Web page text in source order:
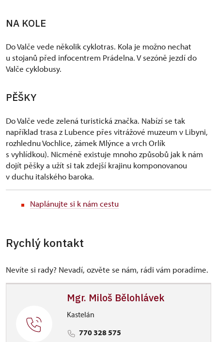
NA KOLE
Do Valče vede několik cyklotras. Kola je možno nechat
u stojanů před infocentrem Prádelna. V sezóně jezdí do
Valče cyklobusy.
PĚŠKY
Do Valče vede zelená turistická značka. Nabízí se tak
například trasa z Lubence přes vitrážové muzeum v Libyni,
rozhlednu Vochlice, zámek Mlýnce a vrch Orlík
s vyhlídkou). Nicméně existuje mnoho způsobů jak k nám
dojít pěšky a užít si tak zdejší krajinu komponovanou
v duchu italského baroka.
Naplánujte si k nám cestu
Rychlý kontakt
Nevíte si rady? Nevadí, ozvěte se nám, rádi vám poradíme.
Mgr. Miloš Bělohlávek
Kastelán
770 328 575